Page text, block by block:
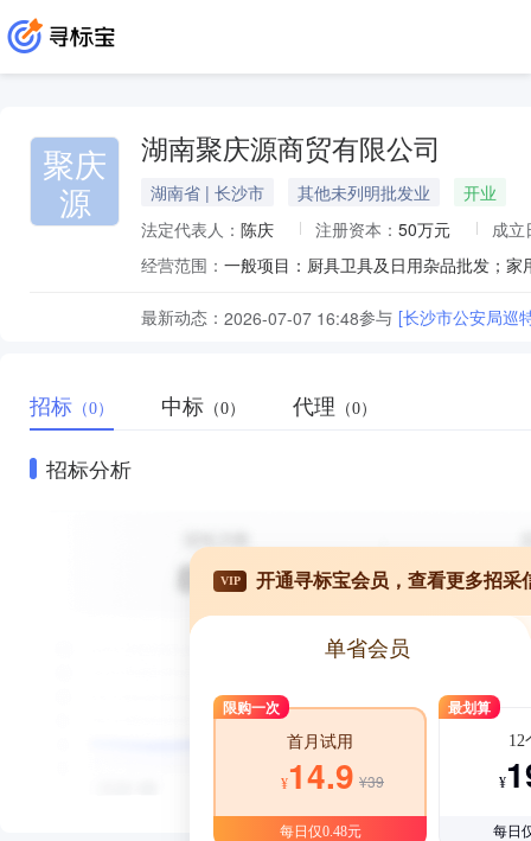
聚庆
源
湖南聚庆源商贸有限公司
湖南省 | 长沙市 其他未列明批发业
开业
法定代表人： 陈庆 注册资本： 50万元
成立
经营范围：
最新动态： 2026-07-07 16:48参与 [长沙市公安局巡
招标 （0） 中标 （0） 代理 （0）
招标分析
VIP 开通寻标宝会员，查看更多招采
单省会员
限购一次
首月试用
¥14.9 ¥39
每日仅0.48元
最划算
12
¥
每日